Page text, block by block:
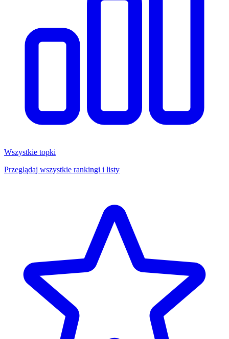
Wszystkie topki
Przeglądaj wszystkie rankingi i listy